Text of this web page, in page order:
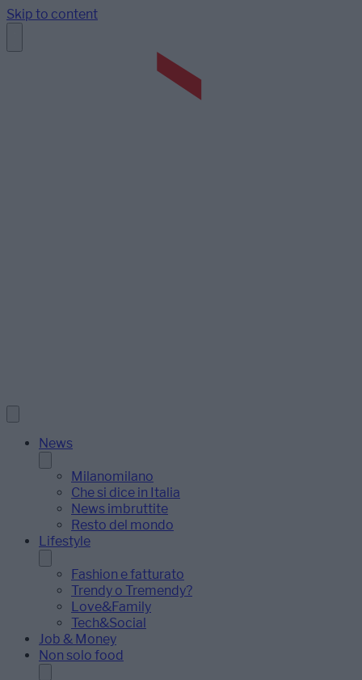
Skip to content
News
Milanomilano
Che si dice in Italia
News imbruttite
Resto del mondo
Lifestyle
Fashion e fatturato
Trendy o Tremendy?
Love&Family
Tech&Social
Job & Money
Non solo food